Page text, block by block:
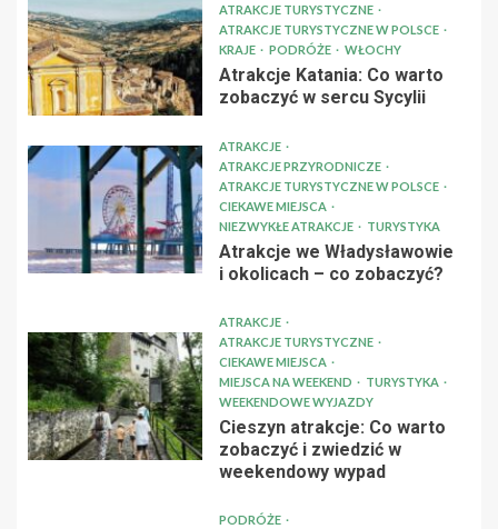
ATRAKCJE TURYSTYCZNE
ATRAKCJE TURYSTYCZNE W POLSCE
KRAJE
PODRÓŻE WŁOCHY
Atrakcje Katania: Co warto
zobaczyć w sercu Sycylii
ATRAKCJE
ATRAKCJE PRZYRODNICZE
ATRAKCJE TURYSTYCZNE W POLSCE
CIEKAWE MIEJSCA
NIEZWYKŁE ATRAKCJE
TURYSTYKA
Atrakcje we Władysławowie
i okolicach – co zobaczyć?
ATRAKCJE
ATRAKCJE TURYSTYCZNE
CIEKAWE MIEJSCA
MIEJSCA NA WEEKEND
TURYSTYKA
WEEKENDOWE WYJAZDY
Cieszyn atrakcje: Co warto
zobaczyć i zwiedzić w
weekendowy wypad
PODRÓŻE